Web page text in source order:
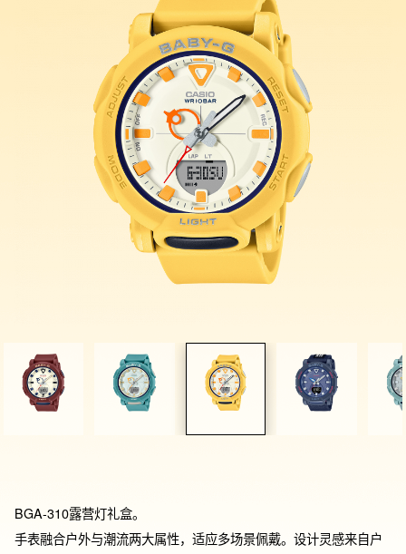
BGA-310露营灯礼盒。
手表融合户外与潮流两大属性，适应多场景佩戴。设计灵感来自户